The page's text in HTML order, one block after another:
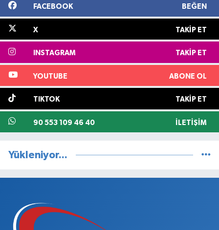
FACEBOOK BEĞEN
X TAKIP ET
INSTAGRAM TAKIP ET
YOUTUBE ABONE OL
TIKTOK TAKIP ET
90 553 109 46 40 İLETIŞIM
Yükleniyor...